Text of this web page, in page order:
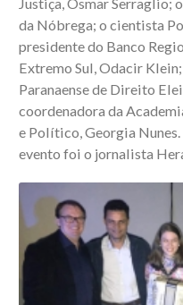
da Nóbrega; o cientista
presidente do Banco
Extremo Sul, Odacir
Paranaense de Direito
coordenadora da
e Político, Georgia
evento foi o jornalista